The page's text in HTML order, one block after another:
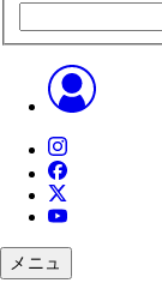
メニュ